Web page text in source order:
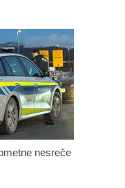
nesreče